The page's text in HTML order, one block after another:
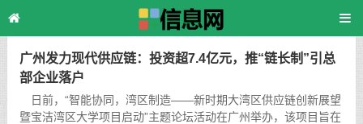
> Max
广州发力现代供应链：投资超7.4亿元，推“链长制”引总
部企业落户
日前，“智能协同，湾区制造——新时期大湾区供应链创新展望
暨宝洁湾区大学项目启动”主题论坛活动在广州举办，该项目旨在